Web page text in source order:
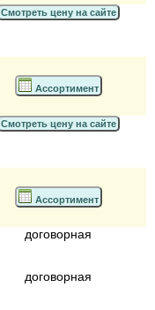
Смотреть цену на сайте
Ассортимент
Смотреть цену на сайте
Ассортимент
договорная
договорная